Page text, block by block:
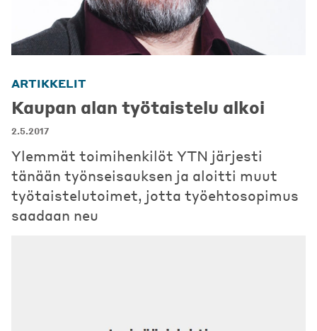
ARTIKKELIT
Kaupan alan työtaistelu alkoi
2.5.2017
Ylemmät toimihenkilöt YTN järjesti
tänään työnseisauksen ja aloitti muut
työtaistelutoimet, jotta työehtosopimus
saadaan neu